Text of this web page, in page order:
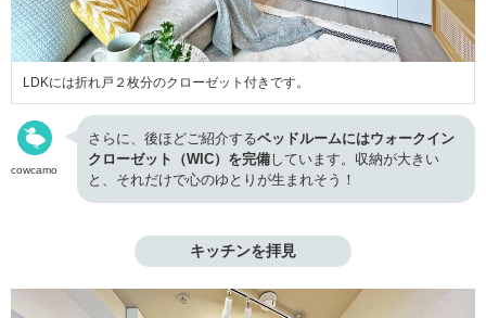
LDKには折れ戸２枚分のクローゼット付きです。
cowcamo
さらに、後ほどご紹介するベッドルームにはウォークイン
クローゼット（WIC）を完備しています。収納が大きい
と、それだけで心のゆとりが生まれそう！
キッチンを拝見